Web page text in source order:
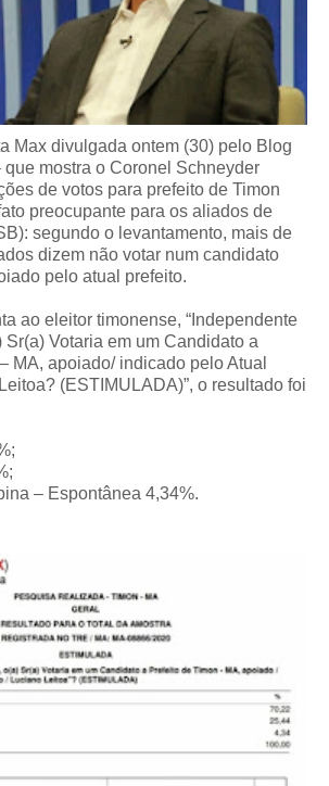
Max divulgada ontem (30) pelo Blog
mostra o Coronel Schneyder
de votos para prefeito de Timon
preocupante para os aliados de
segundo o levantamento, mais de
dizem não votar num candidato
pelo atual prefeito.
ao eleitor timonense, “Independente
Votaria em um Candidato a
MA, apoiado/ indicado pelo Atual
(ESTIMULADA)”, o resultado foi
– Espontânea 4,34%.